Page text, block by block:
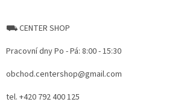
⛟ CENTER SHOP
Pracovní dny Po - Pá: 8:00 - 15:30
obchod.centershop@gmail.com
tel. +420 792 400 125